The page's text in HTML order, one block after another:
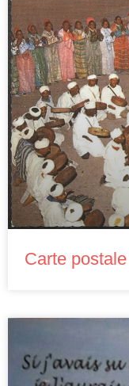
Carte